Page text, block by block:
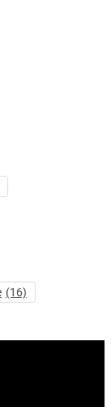
(16)